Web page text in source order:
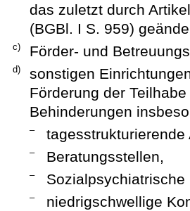
das zuletzt durch
(BGBl. I S. 959)
c) Förder- und
d)
sonstigen
Förderung der
Behinderungen
– tagesstrukturierende
– Beratungsstellen,
– Sozialpsychiatrische
– niedrigschwellige